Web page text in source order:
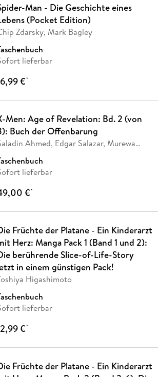
Man - Die Geschichte eines
(Pocket Edition)
Zdarsky, Mark Bagley
lieferbar
€*
Men: Age of Revelation: Bd. 2 (von
Buch der Offenbarung
Ahmed, Edgar Salazar, Murewa
lieferbar
€*
Früchte der Platane - Ein Kinderarzt
Herz: Manga Pack 1 (Band 1 und 2):
berührende Slice-of-Life-Story
in einem günstigen Pack!
Higashimoto
lieferbar
€*
Früchte der Platane - Ein Kinderarzt